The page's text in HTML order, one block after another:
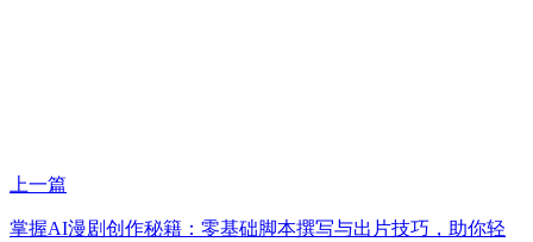
上一篇
掌握AI漫剧创作秘籍：零基础脚本撰写与出片技巧，助你轻